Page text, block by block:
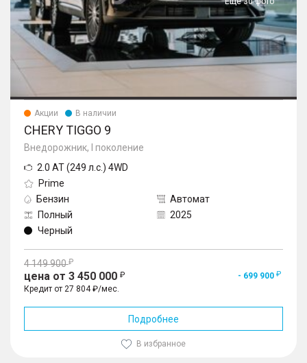
Акции В наличии
CHERY TIGGO 9
Внедорожник, I поколение
2.0 AT (249 л.с.) 4WD
Prime
Бензин
Автомат
Полный
2025
Черный
4 149 900
цена от 3 450 000
- 699 900
Кредит от 27 804 ₽/мес.
Подробнее
В избранное